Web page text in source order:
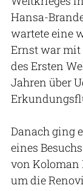
Hansa-
wartete eine
Ernst war mit
des Ersten
Jahren über
Danach ging
eines
von Koloman
um die